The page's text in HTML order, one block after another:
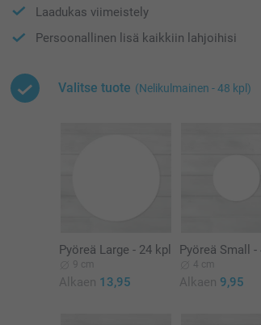
Laadukas viimeistely
Persoonallinen lisä kaikkiin lahjoihisi
Valitse tuote (Nelikulmainen - 48 kpl)
Pyöreä Large - 24 kpl
9 cm
Alkaen 13,95
Pyöreä Small -
4 cm
Alkaen 9,95